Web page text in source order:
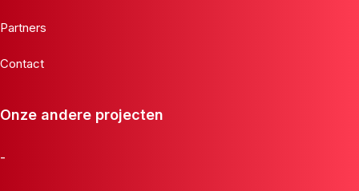
Partners
Contact
Onze andere projecten
-